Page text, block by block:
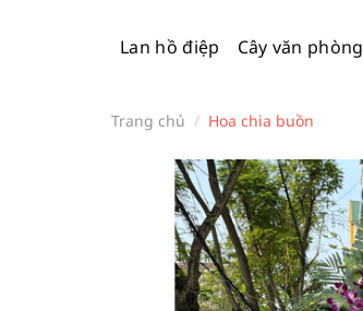
Lan hồ điệp Cây văn phòng
Trang chủ / Hoa chia buồn